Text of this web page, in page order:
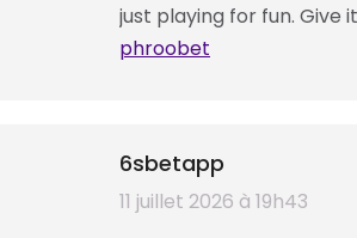
just playing for fun. Give
phroobet
6sbetapp
dit
11 juillet 2026 à 19h43